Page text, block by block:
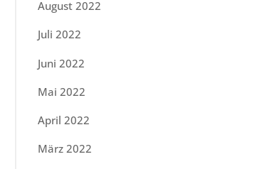
August 2022
Juli 2022
Juni 2022
Mai 2022
April 2022
März 2022